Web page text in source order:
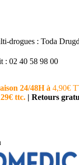
drogues : Toda
: 02 40 58 98 00
24/48H à 4,90€
ttc. | Retours